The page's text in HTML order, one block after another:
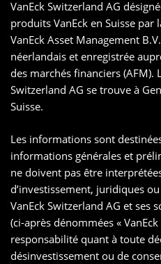
VanEck Switzerland AG
produits VanEck en Suisse par
VanEck Asset Management
néerlandais et enregistrée
des marchés financiers (AFM).
Switzerland AG se trouve à
Suisse.
Les informations sont
informations générales et
ne doivent pas être
d’investissement, juridiques
VanEck Switzerland AG et ses
(ci-après dénommées «
responsabilité quant à toute
désinvestissement ou de